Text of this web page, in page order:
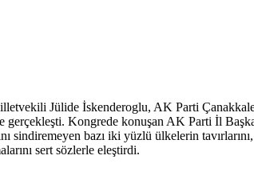
Jülide İskenderoglu, AK Parti
Kongrede konuşan AK Parti İl
sindiremeyen bazı iki yüzlü ülkelerin
sert sözlerle eleştirdi.